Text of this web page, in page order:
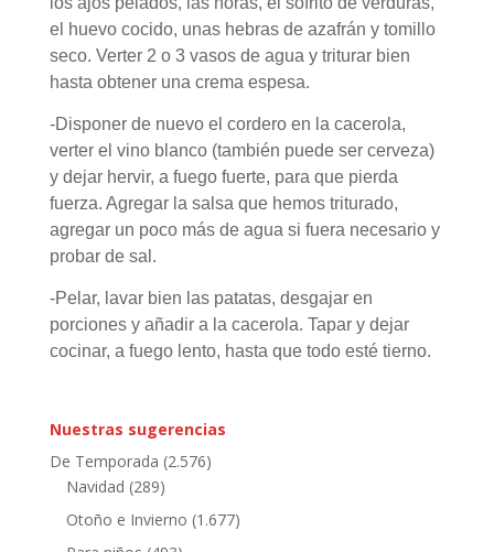
el huevo cocido, unas hebras de azafrán y tomillo
seco. Verter 2 o 3 vasos de agua y triturar bien
hasta obtener una crema espesa.
-Disponer de nuevo el cordero en la cacerola,
verter el vino blanco (también puede ser cerveza)
y dejar hervir, a fuego fuerte, para que pierda
fuerza. Agregar la salsa que hemos triturado,
agregar un poco más de agua si fuera necesario y
probar de sal.
-Pelar, lavar bien las patatas, desgajar en
porciones y añadir a la cacerola. Tapar y dejar
cocinar, a fuego lento, hasta que todo esté tierno.
Nuestras sugerencias
De Temporada (2.576)
Navidad (289)
Otoño e Invierno (1.677)